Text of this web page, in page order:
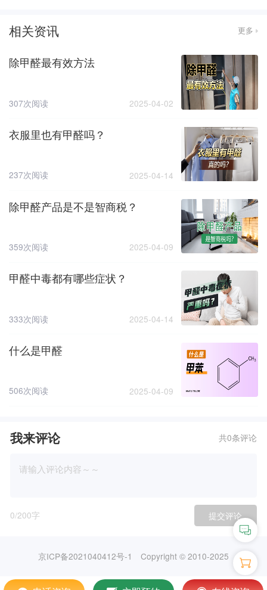
相关资讯 更多
除甲醛最有效方法
307次阅读 2025-04-02
衣服里也有甲醛吗？
237次阅读 2025-04-14
除甲醛产品是不是智商税？
359次阅读 2025-04-09
甲醛中毒都有哪些症状？
333次阅读 2025-04-14
什么是甲醛
506次阅读 2025-04-09
我来评论 共0条评论
0/200字 提交评论
京ICP备2021040412号-1 Copyright © 2010-2025